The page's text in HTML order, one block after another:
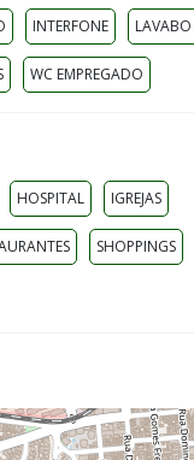
INTERFONE LAVABO
WC EMPREGADO
HOSPITAL IGREJAS
SHOPPINGS